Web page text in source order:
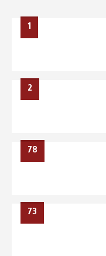
1
2
78
73